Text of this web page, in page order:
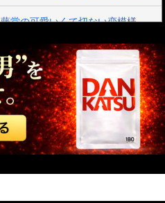
「エースをねらえ」のひろみと藤堂の可愛いくて切ない恋模様が好きだ
2/2【バカの壁】嫁は俺母がアポなし凸してくるのを嫌うし、母は悪意があってか平気で繰り返す。なぜ嫁姑は仲良くできないんだ？なんで女って生き物はこうもバカで感情的なのだろうか？
ドラゴンボール悟空「早くセルにトドメを刺せ！」悟飯「わかりましたお父さん」←これｗｗｗ
機関の性能評価試験
【速報】 記者「中革連は食料品消費税ゼロを公約に掲げていたが？」→階猛氏「そ、それは財源確保という条件付き」